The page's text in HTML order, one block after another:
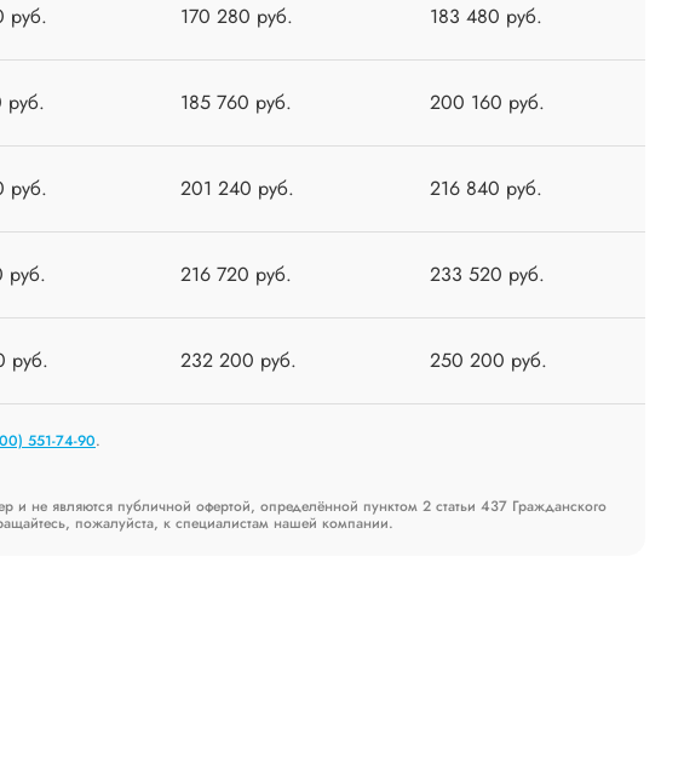
руб. 170 280 руб. 183 480 руб.
руб. 185 760 руб. 200 160 руб.
руб. 201 240 руб. 216 840 руб.
руб. 216 720 руб. 233 520 руб.
руб. 232 200 руб. 250 200 руб.
551-74-90.
и не являются публичной офертой, определённой пунктом 2 статьи 437 Гражданского
пожалуйста, к специалистам нашей компании.